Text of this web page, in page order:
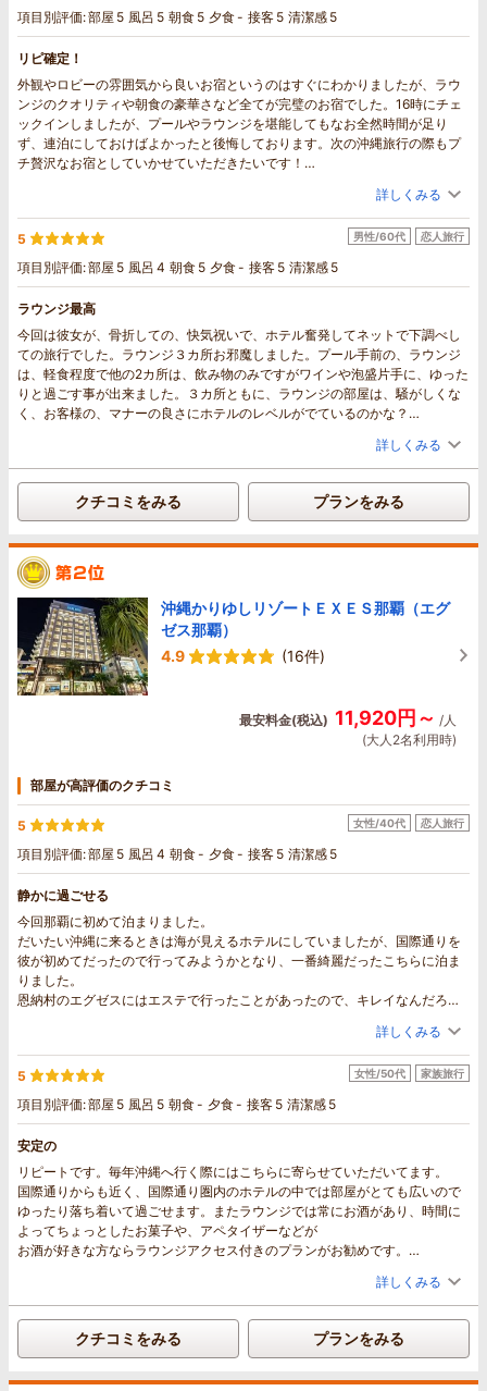
項目別評価:部屋 5 風呂 5 朝食 5 夕食- 接客 5 清潔感 5
リピ確定！
外観やロビーの雰囲気から良いお宿というのはすぐにわかりましたが、ラウ
ンジのクオリティや朝食の豪華さなど全てが完璧のお宿でした。16時にチェ
ックインしましたが、プールやラウンジを堪能してもなお全然時間が足り
ず、連泊にしておけばよかったと後悔しております。次の沖縄旅行の際もプ
チ贅沢なお宿としていかせていただきたいです！
詳しくみる
5
項目別評価:部屋 5 風呂 4 朝食 5 夕食- 接客 5 清潔感 5
男性/60代 恋人旅行
ラウンジ最高
今回は彼女が、骨折しての、快気祝いで、ホテル奮発してネットで下調べし
ての旅行でした。ラウンジ３カ所お邪魔しました。プール手前の、ラウンジ
は、軽食程度で他の2カ所は、飲み物のみですがワインや泡盛片手に、ゆった
りと過ごす事が出来ました。３カ所ともに、ラウンジの部屋は、騒がしくな
く、お客様の、マナーの良さにホテルのレベルがでているのかな？
ました。次回も、沖縄いき予定してますので、必ず1泊は、候補に上がるホテ
ルになりました。従業員の方、またお世話になると思います。有り難う御座
いました。
詳しくみる
クチコミをみる プランをみる
沖縄かりゆしリゾートＥＸＥＳ那覇（エグ
ゼス那覇）
4.9
(16件)
最安料金(税込) 11,920円～ /人
(大人2名利用時)
部屋が高評価のクチコミ
5
項目別評価:部屋 5 風呂 4 朝食- 夕食- 接客 5 清潔感 5
女性/40代 恋人旅行
静かに過ごせる
今回那覇に初めて泊まりました。
だいたい沖縄に来るときは海が見えるホテルにしていましたが、国際通りを
彼が初めてだったので行ってみようかとなり、一番綺麗だったこちらに泊ま
りました。
恩納村のエグゼスにはエステで行ったことがあったので、キレイなんだろう
素晴らしいホテルでした。
国際通りも徒歩圏内だし、駐車場付きのプランだったので市内でも車あった
けれど良かったです。
ただ、国際通りから戻りプールに行きましたが日が落ちてからだったので寒
くて5分も居られなかったです、、残念
その後さっとお風呂で温まりラウンジで彼はオリオンビール、私はジュース
で乾杯
ブルーシールアイスは、バニラ、紅芋、シークワーサー味がありました。
味が追加されたりするのかなー
って期待してましたが変わらず、、
でも美味しかったので満足です。
詳しくみる
5
項目別評価:部屋 5 風呂 5 朝食- 夕食- 接客 5 清潔感 5
女性/50代 家族旅行
安定の
リピートです。毎年沖縄へ行く際にはこちらに寄らせていただいてます。
国際通りからも近く、国際通り圏内のホテルの中では部屋がとても広いので
ゆったり落ち着いて過ごせます。またラウンジでは常にお酒があり、時間に
よってちょっとしたお菓子や、アペタイザーなどが
お酒が好きな方ならラウンジアクセス付きのプランがお勧めです。
詳しくみる
クチコミをみる プランをみる